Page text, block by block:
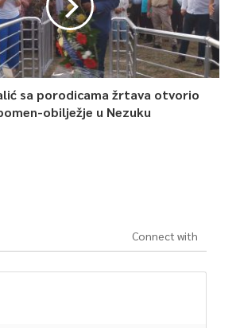
sa porodicama žrtava otvorio
obilježje u Nezuku
Connect with